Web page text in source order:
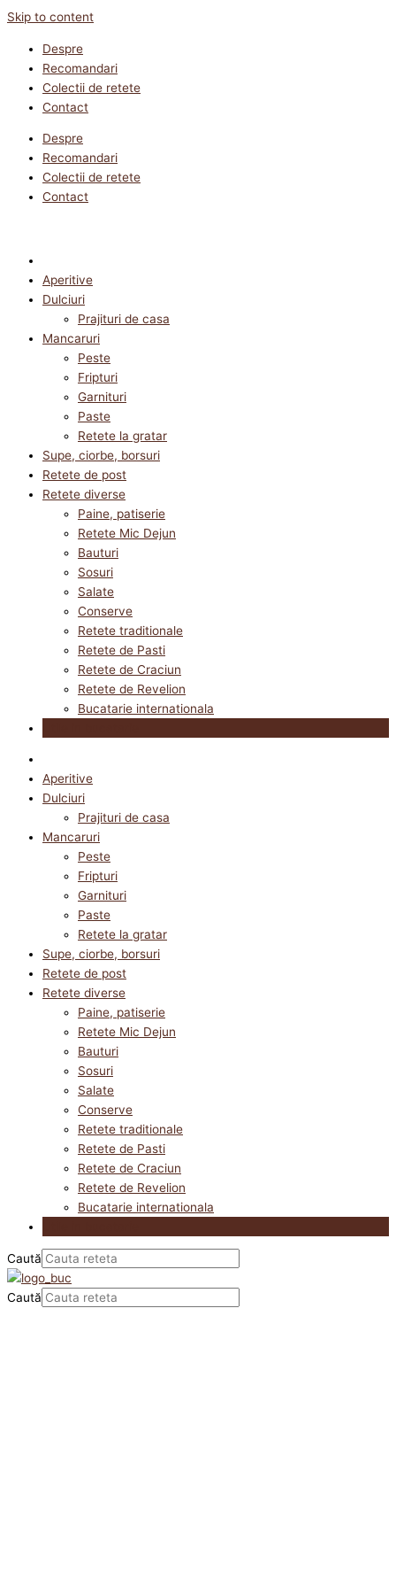
Skip to content
Despre
Recomandari
Colectii de retete
Contact
Despre
Recomandari
Colectii de retete
Contact
Aperitive
Dulciuri
Prajituri de casa
Mancaruri
Peste
Fripturi
Garnituri
Paste
Retete la gratar
Supe, ciorbe, borsuri
Retete de post
Retete diverse
Paine, patiserie
Retete Mic Dejun
Bauturi
Sosuri
Salate
Conserve
Retete traditionale
Retete de Pasti
Retete de Craciun
Retete de Revelion
Bucatarie internationala
Aperitive
Dulciuri
Prajituri de casa
Mancaruri
Peste
Fripturi
Garnituri
Paste
Retete la gratar
Supe, ciorbe, borsuri
Retete de post
Retete diverse
Paine, patiserie
Retete Mic Dejun
Bauturi
Sosuri
Salate
Conserve
Retete traditionale
Retete de Pasti
Retete de Craciun
Retete de Revelion
Bucatarie internationala
Caută
Caută